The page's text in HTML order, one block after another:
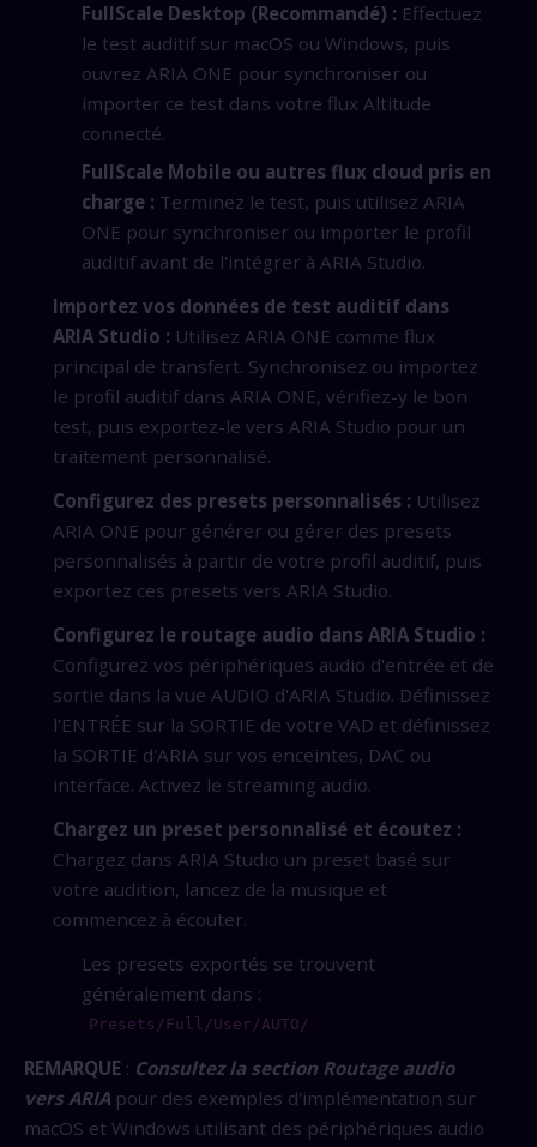
FullScale Desktop (Recommandé) : Effectuez
le test auditif sur macOS ou Windows, puis
ouvrez ARIA ONE pour synchroniser ou
importer ce test dans votre flux Altitude
connecté.
FullScale Mobile ou autres flux cloud pris en
charge : Terminez le test, puis utilisez ARIA
ONE pour synchroniser ou importer le profil
auditif avant de l'intégrer à ARIA Studio.
Importez vos données de test auditif dans
ARIA Studio : Utilisez ARIA ONE comme flux
principal de transfert. Synchronisez ou importez
le profil auditif dans ARIA ONE, vérifiez-y le bon
test, puis exportez-le vers ARIA Studio pour un
traitement personnalisé.
Configurez des presets personnalisés : Utilisez
ARIA ONE pour générer ou gérer des presets
personnalisés à partir de votre profil auditif, puis
exportez ces presets vers ARIA Studio.
Configurez le routage audio dans ARIA Studio :
Configurez vos périphériques audio d'entrée et de
sortie dans la vue AUDIO d'ARIA Studio. Définissez
l'ENTRÉE sur la SORTIE de votre VAD et définissez
la SORTIE d'ARIA sur vos enceintes, DAC ou
interface. Activez le streaming audio.
Chargez un preset personnalisé et écoutez :
Chargez dans ARIA Studio un preset basé sur
votre audition, lancez de la musique et
commencez à écouter.
Les presets exportés se trouvent
généralement dans :
Presets/Full/User/AUTO/
REMARQUE : Consultez la section Routage audio
vers ARIA pour des exemples d'implémentation sur
macOS et Windows utilisant des périphériques audio